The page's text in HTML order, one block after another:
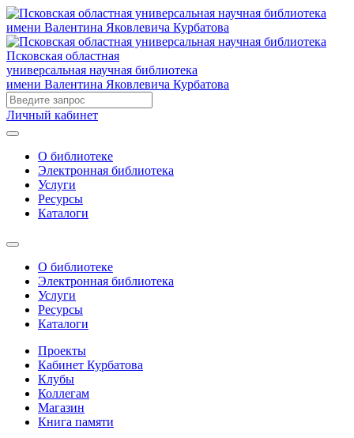
Псковская областная
универсальная научная библиотека
имени Валентина Яковлевича Курбатова
Личный кабинет
О библиотеке
Электронная библиотека
Услуги
Ресурсы
Каталоги
О библиотеке
Электронная библиотека
Услуги
Ресурсы
Каталоги
Проекты
Кабинет Курбатова
Клубы
Коллегам
Магазин
Книга памяти